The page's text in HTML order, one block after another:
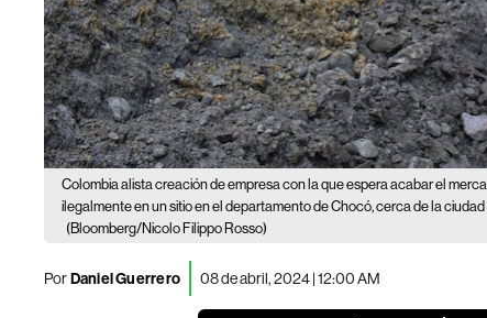
Colombia alista creación de empresa con la que espera acabar el
ilegalmente en un sitio en el departamento de Chocó, cerca de la
(Bloomberg/Nicolo Filippo Rosso)
PorDaniel Guerrero 08 de abril, 2024 | 12:00 AM